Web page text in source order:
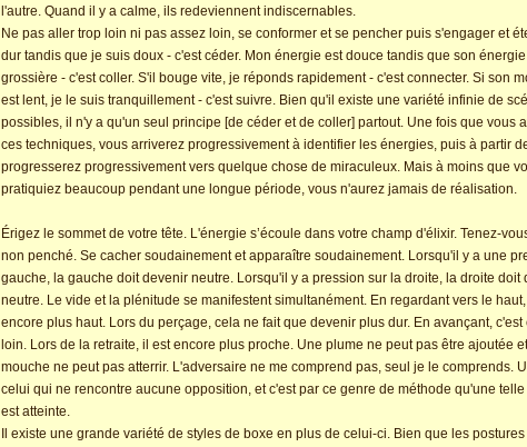
l'autre. Quand il y a calme, ils redeviennent indiscernables.
Ne pas aller trop loin ni pas assez loin, se conformer et se pencher puis s'engager et
dur tandis que je suis doux - c'est céder. Mon énergie est douce tandis que son
grossière - c'est coller. S'il bouge vite, je réponds rapidement - c'est connecter. Si son
est lent, je le suis tranquillement - c'est suivre. Bien qu'il existe une variété infinie de
possibles, il n'y a qu'un seul principe [de céder et de coller] partout. Une fois que vous
ces techniques, vous arriverez progressivement à identifier les énergies, puis à partir
progresserez progressivement vers quelque chose de miraculeux. Mais à moins que
pratiquiez beaucoup pendant une longue période, vous n'aurez jamais de réalisation.
Érigez le sommet de votre tête. L'énergie s’écoule dans votre champ d'élixir. Tenez-
non penché. Se cacher soudainement et apparaître soudainement. Lorsqu'il y a une
gauche, la gauche doit devenir neutre. Lorsqu'il y a pression sur la droite, la droite doit
neutre. Le vide et la plénitude se manifestent simultanément. En regardant vers le
encore plus haut. Lors du perçage, cela ne fait que devenir plus dur. En avançant,
loin. Lors de la retraite, il est encore plus proche. Une plume ne peut pas être ajoutée
mouche ne peut pas atterrir. L'adversaire ne me comprend pas, seul je le comprends.
celui qui ne rencontre aucune opposition, et c'est par ce genre de méthode qu'une
est atteinte.
Il existe une grande variété de styles de boxe en plus de celui-ci. Bien que les